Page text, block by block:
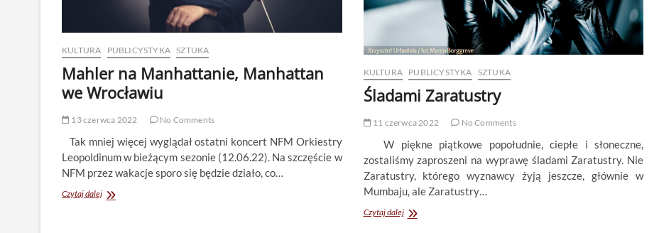
KULTURA PUBLICYSTYKA SZTUKA
Mahler na Manhattanie, Manhattan
we Wrocławiu
13 czerwca 2022 No Comments
Tak mniej więcej wyglądał ostatni koncert NFM Orkiestry
Leopoldinum w bieżącym sezonie (12.06.22). Na szczęście w
NFM przez wakacje sporo się będzie działo, co…
Czytaj dalejMahler
KULTURA PUBLICYSTYKA SZTUKA
Śladami Zaratustry
11 czerwca 2022 No Comments
W piękne piątkowe popołudnie, ciepłe i słoneczne,
zostaliśmy zaproszeni na wyprawę śladami Zaratustry. Nie
Zaratustry, którego wyznawcy żyją jeszcze, głównie w
Mumbaju, ale Zaratustry…
Czytaj dalejŚladami